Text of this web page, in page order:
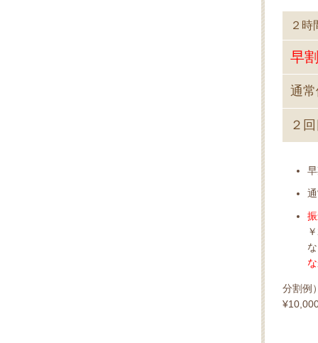
２時
早
通
２
分割例